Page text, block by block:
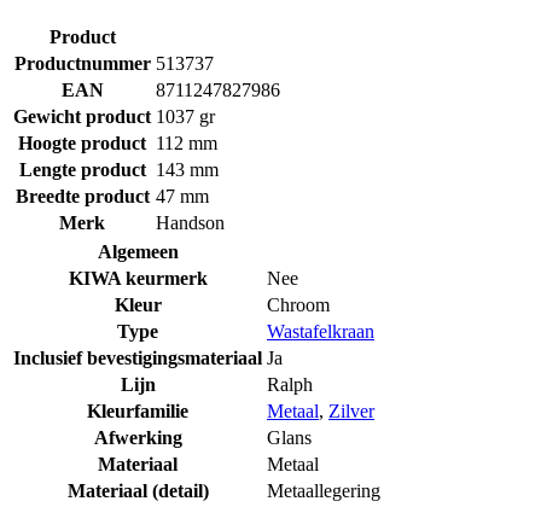
Product
Productnummer 513737
EAN
8711247827986
Gewicht product 1037 gr
Hoogte product 112 mm
Lengte product 143 mm
Breedte product 47 mm
Merk
Handson
Algemeen
KIWA keurmerk
Nee
Kleur
Chroom
Type
Wastafelkraan
Inclusief bevestigingsmateriaal Ja
Lijn
Ralph
Kleurfamilie
Metaal, Zilver
Afwerking
Glans
Materiaal
Metaal
Materiaal (detail)
Metaallegering